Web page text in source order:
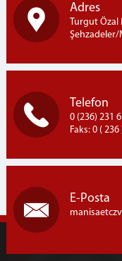
KURSLARIMIZ
Çini Kursu
Halı Dokuma Kursu
1.ve 2.Kademe
Saç Bakımı ve
GÖRÜŞ PROGRAMI
Açık Ceza İnfaz
YÖNETMELİK
Ziyaret Yönetmeliği
Emanet Eşya
Adres
Turgut
Şehzadeler/
Telefon
0 (236) 231
Faks: 0 (
E-Posta
manisaetczv